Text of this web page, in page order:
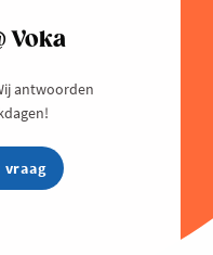
Voka
antwoorden